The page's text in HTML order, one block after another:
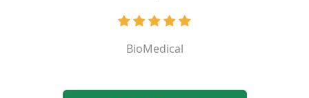
BioMedical